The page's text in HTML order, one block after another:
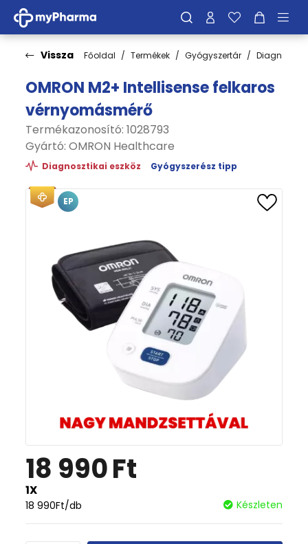
Vissza Főoldal Termékek Gyógyszertár
OMRON M2+ Intellisense felkaros
vérnyomásmérő
Termékazonosító: 1028793
Gyártó: OMRON Healthcare
Diagnosztikai eszköz Gyógyszerész tipp
EP
18 990Ft
1X
18 990Ft/db Készleten